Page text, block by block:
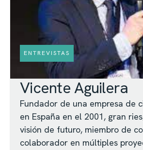
ENTREVISTAS
Vicente Aguilera
Fundador de una empresa de
en España en el 2001, gran
visión de futuro, miembro de
colaborador en múltiples